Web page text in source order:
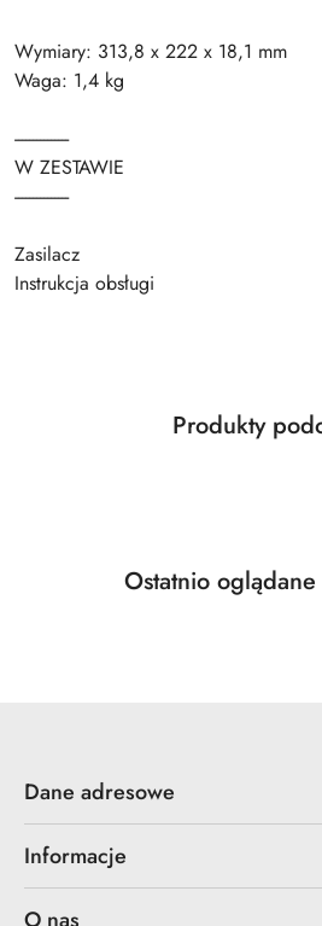
Wymiary: 313,8 x 222 x 18,1 mm
Waga: 1,4 kg
---------------
W ZESTAWIE
---------------
Zasilacz
Instrukcja obsługi
Pomiń karuzelę produktów
Produkty
Produkty
Pomiń karuzelę produktów
Produkty
Ostatnio
Dane adresowe
Informacje